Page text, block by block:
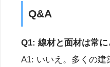
Q&A
Q1: 線材と面材は常
A1: いいえ。多くの